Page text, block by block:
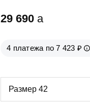
29 690 a
4 платежа по 7 423 ₽
Размер 42